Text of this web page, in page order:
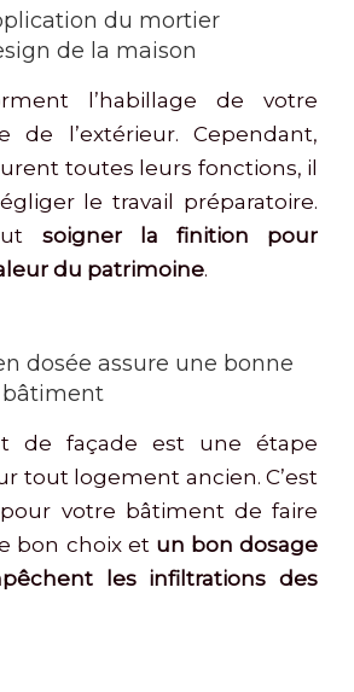
du mortier
de la maison
l’habillage de votre
de l’extérieur. Cependant,
toutes leurs fonctions, il
le travail préparatoire.
soigner la finition pour
du patrimoine.
dosée assure une bonne
de façade est une étape
tout logement ancien. C’est
votre bâtiment de faire
bon choix et un bon dosage
les infiltrations des